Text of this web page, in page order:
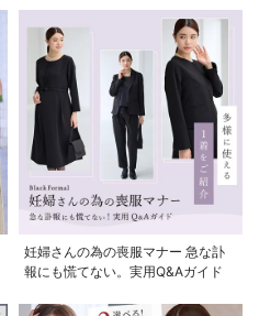
妊婦さんの為の喪服マナー 急な訃
報にも慌てない。実用Q&Aガイド